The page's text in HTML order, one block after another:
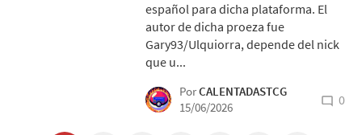
español para dicha plataforma. El
autor de dicha proeza fue
Gary93/Ulquiorra, depende del nick
que u...
PorCALENTADASTCG
15/06/2026
0